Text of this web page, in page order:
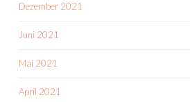
Dezember 2021
Juni 2021
Mai 2021
April 2021